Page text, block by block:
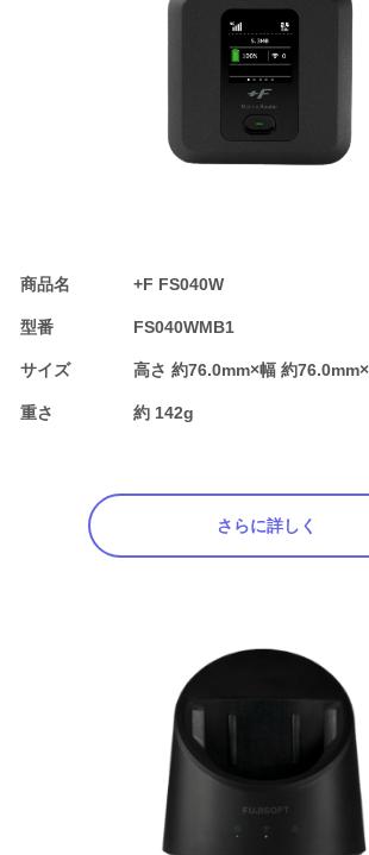
商品名 +F FS040W
型番 FS040WMB1
サイズ 高さ 約76.0mm×幅 約
重さ 約 142g
さらに詳しく